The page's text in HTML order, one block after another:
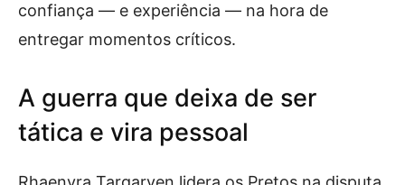
confiança — e experiência — na hora de
entregar momentos críticos.
A guerra que deixa de ser
tática e vira pessoal